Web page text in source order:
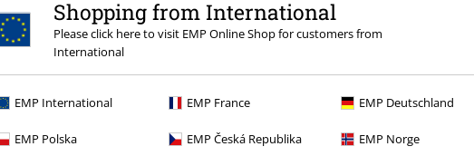
Shopping from International
Please click here to visit EMP Online Shop for customers from
International
EMP International EMP France EMP Deutschland
EMP Polska EMP Česká Republika EMP Norge
15,90 €